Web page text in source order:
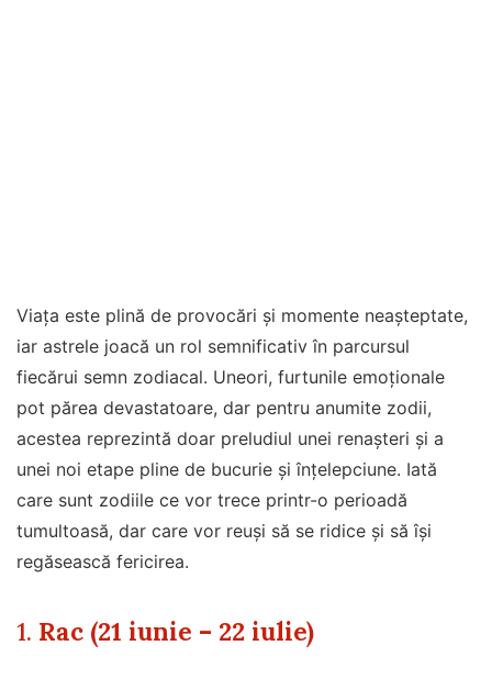
Viața este plină de provocări și momente neașteptate,
iar astrele joacă un rol semnificativ în parcursul
fiecărui semn zodiacal. Uneori, furtunile emoționale
pot părea devastatoare, dar pentru anumite zodii,
acestea reprezintă doar preludiul unei renașteri și a
unei noi etape pline de bucurie și înțelepciune. Iată
care sunt zodiile ce vor trece printr-o perioadă
tumultoasă, dar care vor reuși să se ridice și să își
regăsească fericirea.
1. Rac (21 iunie – 22 iulie)